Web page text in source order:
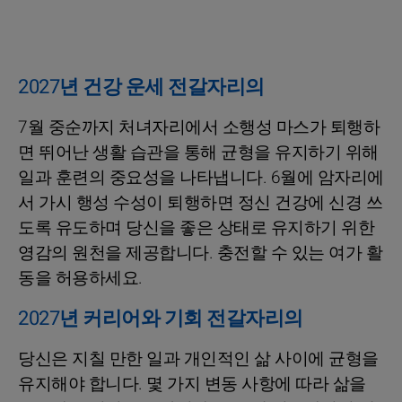
2027년 건강 운세 전갈자리의
7월 중순까지 처녀자리에서 소행성 마스가 퇴행하
면 뛰어난 생활 습관을 통해 균형을 유지하기 위해
일과 훈련의 중요성을 나타냅니다. 6월에 암자리에
서 가시 행성 수성이 퇴행하면 정신 건강에 신경 쓰
도록 유도하며 당신을 좋은 상태로 유지하기 위한
영감의 원천을 제공합니다. 충전할 수 있는 여가 활
동을 허용하세요.
2027년 커리어와 기회 전갈자리의
당신은 지칠 만한 일과 개인적인 삶 사이에 균형을
유지해야 합니다. 몇 가지 변동 사항에 따라 삶을